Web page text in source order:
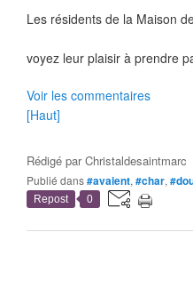
Les résidents de la Maison
voyez leur plaisir à prendre
Voir les commentaires
[Haut]
Rédigé parChristaldesaintmarc
Publié dans#avaient, #char,
Repost 0